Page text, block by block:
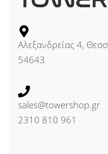
Αλεξανδρείας 4,
54643
sales@towershop.gr
2310 810 961